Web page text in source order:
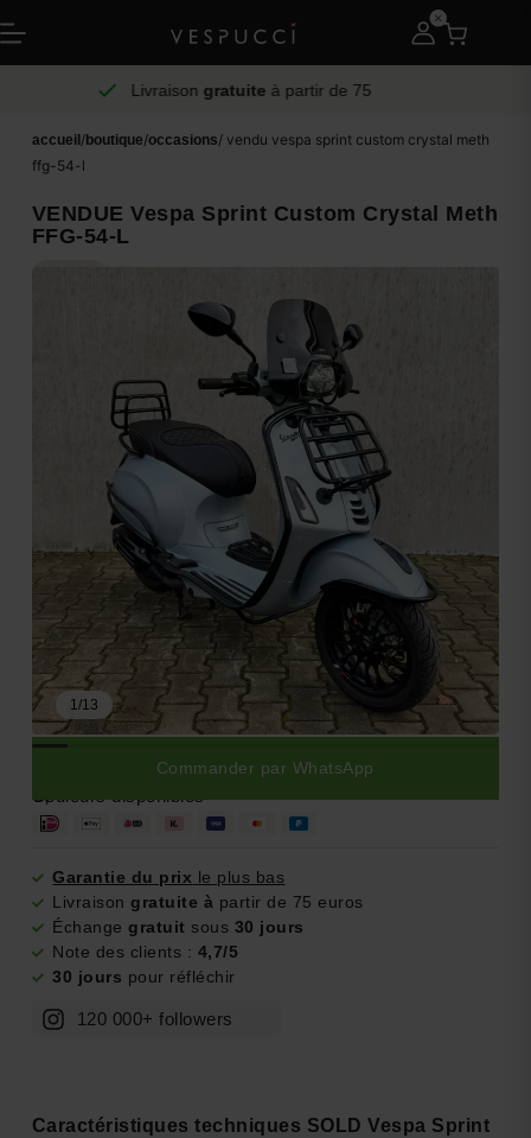
Livraison gratuite à partir de 75
accueil /boutique/occasions/ vendu vespa sprint custom crystal meth
ffg-54-l
VENDUE Vespa Sprint Custom Crystal Meth
FFG-54-L
1/13
0,-
Couleurs disponibles
Commander par WhatsApp
Garantie du prix le plus bas
Livraison gratuite à partir de 75 euros
Échange gratuitsous 30 jours
Note des clients : 4,7/5
30 jours pour réfléchir
120 000+ followers
Caractéristiques techniques SOLD Vespa Sprint